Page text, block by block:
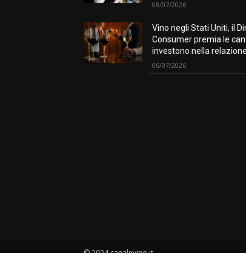
08/07/2026
Vino negli Stati Uniti, il
Consumer premia le
investono nella relazione
06/07/2026